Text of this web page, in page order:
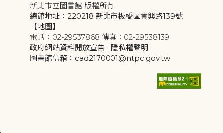
新北市立圖書館 版權所有
總館地址：220218 新北市板橋區貴興路139號
【地圖】
電話：02-29537868 傳真：02-29538139
政府網站資料開放宣告 | 隱私權聲明
圖書館信箱：cad2170001@ntpc.gov.tw